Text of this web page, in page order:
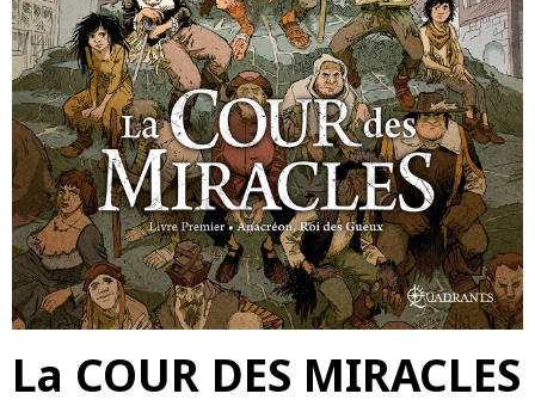
La COUR DES MIRACLES